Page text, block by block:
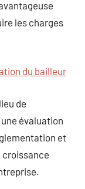
les charges
du bailleur
de
évaluation
et
croissance